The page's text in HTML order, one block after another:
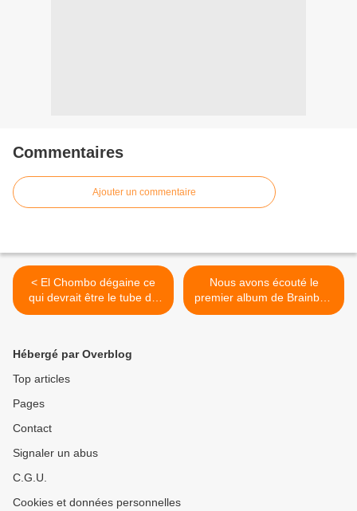
Commentaires
Ajouter un commentaire
< El Chombo dégaine ce
qui devrait être le tube de
l’été !
Nous avons écouté le
premier album de Brainbow
! >
Hébergé par Overblog
Top articles
Pages
Contact
Signaler un abus
C.G.U.
Cookies et données personnelles